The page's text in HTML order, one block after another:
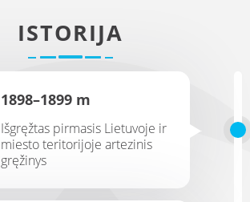
ISTORIJA
1898–1899 m
Išgręžtas pirmasis Lietuvoje ir
miesto teritorijoje artezinis
gręžinys